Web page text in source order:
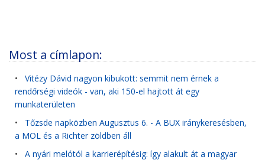
Most a címlapon:
• Vitézy Dávid nagyon kibukott: semmit nem érnek a
rendőrségi videók - van, aki 150-el hajtott át egy
munkaterületen
• Tőzsde napközben Augusztus 6. - A BUX iránykeresésben,
a MOL és a Richter zöldben áll
• A nyári melótól a karrierépítésig: így alakult át a magyar